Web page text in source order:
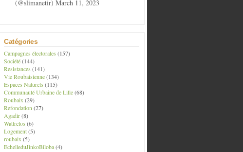
(@slimanetir) March 11, 2023
Catégories
Campagnes électorales (157)
Société(144)
Resistances (141)
Vie Roubaisienne(134)
Espaces Naturels (115)
Communauté Urbaine de Lille(68)
Roubaix (29)
Refondation (27)
Agadir(8)
Wattrelos (6)
Logement(5)
roubaix (5)
EchelleduJinkoBiloba(4)